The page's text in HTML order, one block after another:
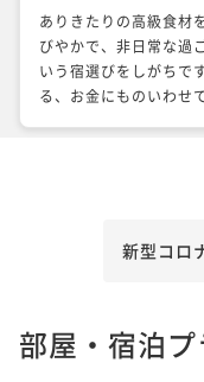
ありきたりの高級食材
びやかで、非日常な過
いう宿選びをしがちで
る、お金にものいわせ
だろうと思える贅沢を
し付けがましいことも
新型コロ
部屋・宿泊プ